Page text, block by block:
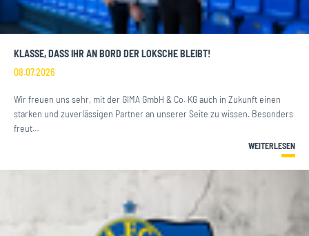
KLASSE, DASS IHR AN BORD DER LOKSCHE BLEIBT!
08.07.2026
Wir freuen uns sehr, mit der GIMA GmbH & Co. KG auch in Zukunft einen
starken und zuverlässigen Partner an unserer Seite zu wissen. Besonders
freut…
WEITERLESEN